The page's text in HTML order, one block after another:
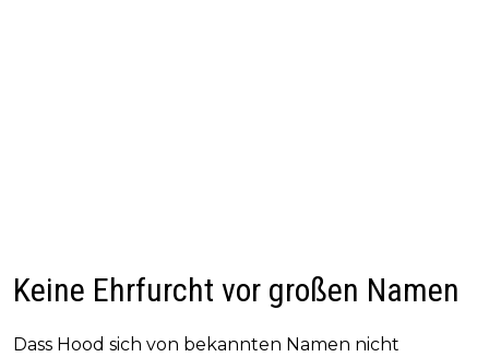
Keine Ehrfurcht vor großen Namen
Dass Hood sich von bekannten Namen nicht